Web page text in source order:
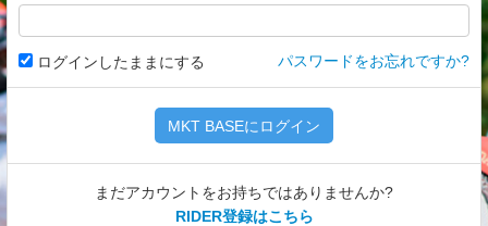
ログインしたままにする パスワードをお忘れですか?
MKT BASEにログイン
まだアカウントをお持ちではありませんか?
RIDER登録はこちら